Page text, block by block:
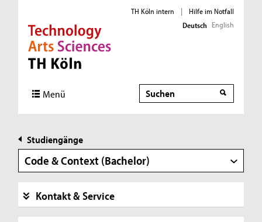
Direkt zur Hauptnavigation
Direkt zur Subnavigation
Direkt zum Inhalt
Direkt zum Fußbereich
TH Köln intern |
Hilfe im Notfall
Deutsch English
Menü Suche
Studiengänge
Code & Context (Bachelor)
Kontakt & Service